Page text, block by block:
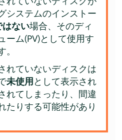
システムのインストー
はない場合、そのディ
ーム(PV)として使用す
れていないディスクは
未使用として表示され
れてしまったり、間違
たりする可能性があり